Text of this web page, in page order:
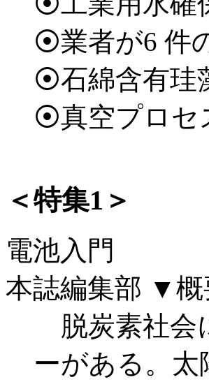
⦿業者が6 件
⦿石綿含有珪
⦿真空プロセ
＜特集1＞
電池入門
本誌編集部 ▼概
脱炭素社会
ーがある。